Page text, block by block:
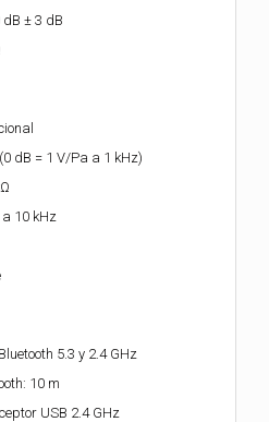
± 3 dB
dB = 1 V/Pa a 1 kHz)
10 kHz
5.3 y 2.4 GHz
10 m
USB 2.4 GHz